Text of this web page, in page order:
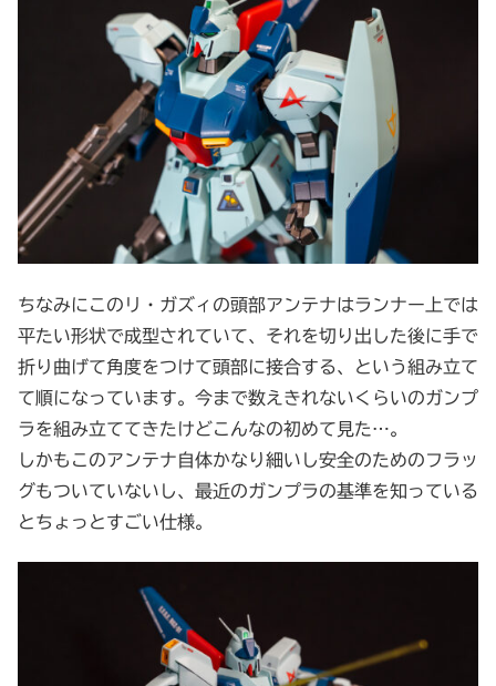
ちなみにこのリ・ガズィの頭部アンテナはランナー上では
平たい形状で成型されていて、それを切り出した後に手で
折り曲げて角度をつけて頭部に接合する、という組み立て
て順になっています。今まで数えきれないくらいのガンプ
ラを組み立ててきたけどこんなの初めて見た…。
しかもこのアンテナ自体かなり細いし安全のためのフラッ
グもついていないし、最近のガンプラの基準を知っている
とちょっとすごい仕様。